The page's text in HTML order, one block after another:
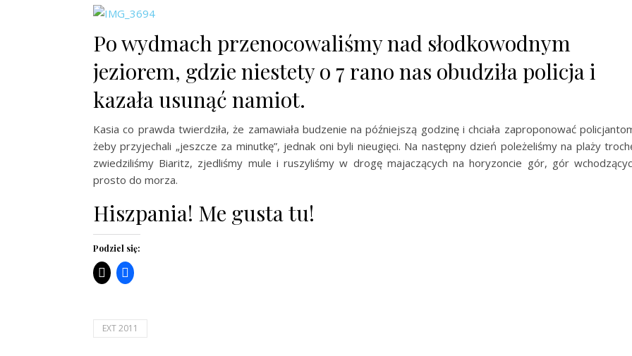
Po wydmach przenocowaliśmy nad słodkowodnym
jeziorem, gdzie niestety o 7 rano nas obudziła policja i
kazała usunąć namiot.
Kasia co prawda twierdziła, że zamawiała budzenie na późniejszą godzinę i chciała zaproponować
żeby przyjechali „jeszcze za minutkę”, jednak oni byli nieugięci. Na następny dzień poleżeliśmy na plaży
zwiedziliśmy Biaritz, zjedliśmy mule i ruszyliśmy w drogę majaczących na horyzoncie gór, gór
prosto do morza.
Hiszpania! Me gusta tu!
Podziel się:
EXT 2011